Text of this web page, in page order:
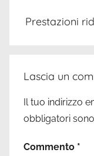
Prestazioni
Lascia un
Il tuo indirizzo
obbligatori
Commento *